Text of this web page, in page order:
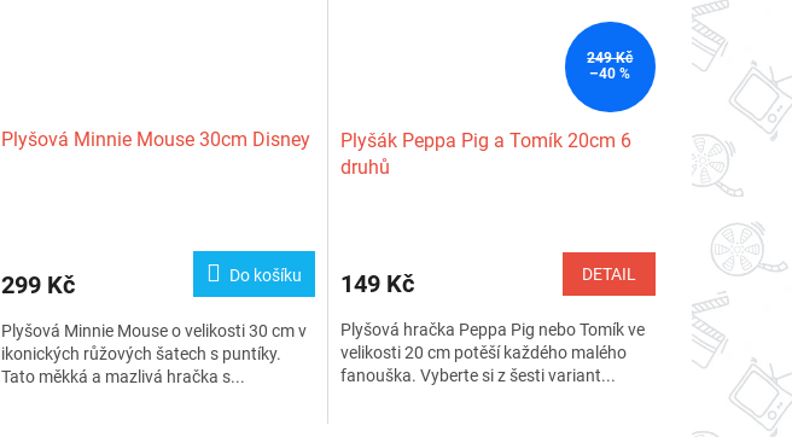
Plyšová Minnie Mouse 30cm Disney
299 Kč Do košíku
Plyšová Minnie Mouse o velikosti 30 cm v
ikonických růžových šatech s puntíky.
Tato měkká a mazlivá hračka s...
249 Kč
–40 %
Plyšák Peppa Pig a Tomík 20cm 6
druhů
149 Kč DETAIL
Plyšová hračka Peppa Pig nebo Tomík ve
velikosti 20 cm potěší každého malého
fanouška. Vyberte si z šesti variant...